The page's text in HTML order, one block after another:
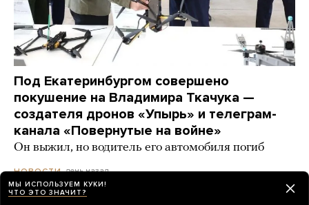
Под Екатеринбургом совершено
покушение на Владимира Ткачука —
создателя дронов «Упырь» и телеграм-
канала «Повернутые на войне»
Он выжил, но водитель его автомобиля погиб
НОВОСТИ день назад
МЫ ИСПОЛЬЗУЕМ КУКИ!
ЧТО ЭТО ЗНАЧИТ?